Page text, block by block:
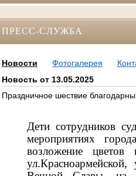
ПРЕСС-СЛУЖБА
Новости Фотогалерея
Новость от 13.05.2025
Праздничное шествие
Дети сотрудников
мероприятиях
возложение